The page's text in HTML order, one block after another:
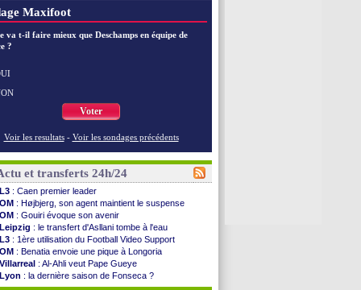
Maxifoot
va t-il faire mieux que Deschamps en équipe de
?
Voter
Voir les resultats - Voir les sondages précédents
et transferts 24h/24
L3 : Caen premier leader
OM : Højbjerg, son agent maintient le suspense
OM : Gouiri évoque son avenir
Leipzig : le transfert d'Asllani tombe à l'eau
L3 : 1ère utilisation du Football Video Support
OM : Benatia envoie une pique à Longoria
Villarreal : Al-Ahli veut Pape Gueye
Lyon : la dernière saison de Fonseca ?
OM: un nouveau prétendant pour Højbjerg